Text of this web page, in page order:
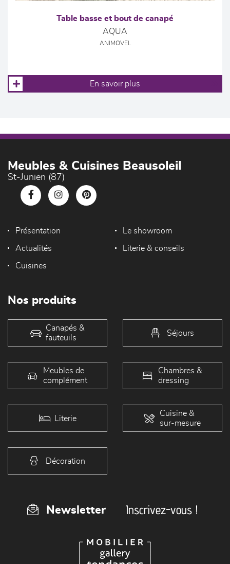
Table basse et bout de canapé
AQUA
ANIMOVEL
En savoir plus
Meubles & Cuisines Beausoleil
St-Junien (87)
Présentation Le showroom
Actualités Literie & conseils
Cuisines
Nos produits
Canapés &
fauteuils
Séjours
Meubles de
complément
Chambres &
dressing
Literie
Cuisine &
sur-mesure
Décoration
Newsletter Inscrivez-vous !